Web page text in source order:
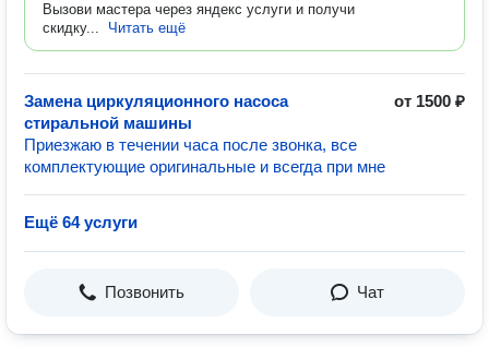
Вызови мастера через яндекс услуги и получи
скидку...
Читать ещё
Замена циркуляционного насоса
стиральной машины
от 1500 ₽
Приезжаю в течении часа после звонка, все
комплектующие оригинальные и всегда при мне
Ещё 64 услуги
Позвонить Чат